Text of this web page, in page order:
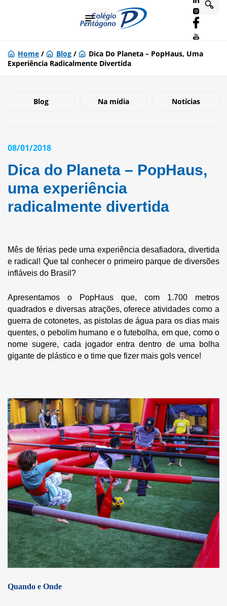
Home / Blog /
Dica Do Planeta – PopHaus, Uma
Experiência Radicalmente Divertida
Blog Na mídia Notícias
08/01/2018
Dica do Planeta – PopHaus,
uma experiência
radicalmente divertida
Mês de férias pede uma experiência desafiadora, divertida
e radical! Que tal conhecer o primeiro parque de diversões
infláveis do Brasil?
Apresentamos o PopHaus que, com 1.700 metros
quadrados e diversas atrações, oferece atividades como a
guerra de cotonetes, as pistolas de água para os dias mais
quentes, o pebolim humano e o futebolha, em que, como o
nome sugere, cada jogador entra dentro de uma bolha
gigante de plástico e o time que fizer mais gols vence!
Quando e Onde